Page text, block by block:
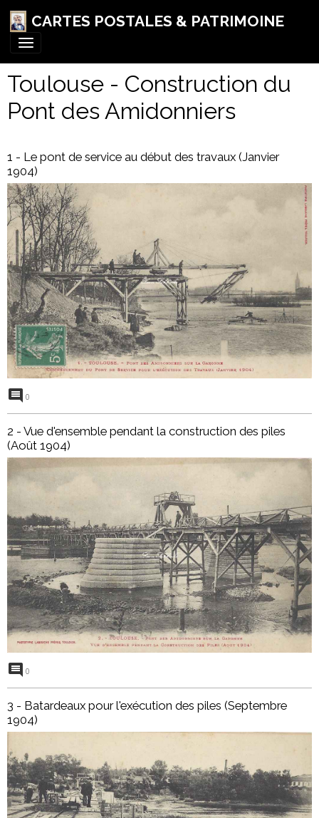
CARTES POSTALES & PATRIMOINE
Toulouse - Construction du
Pont des Amidonniers
1 - Le pont de service au début des travaux (Janvier
1904)
0
2 - Vue d'ensemble pendant la construction des piles
(Août 1904)
0
3 - Batardeaux pour l'exécution des piles (Septembre
1904)